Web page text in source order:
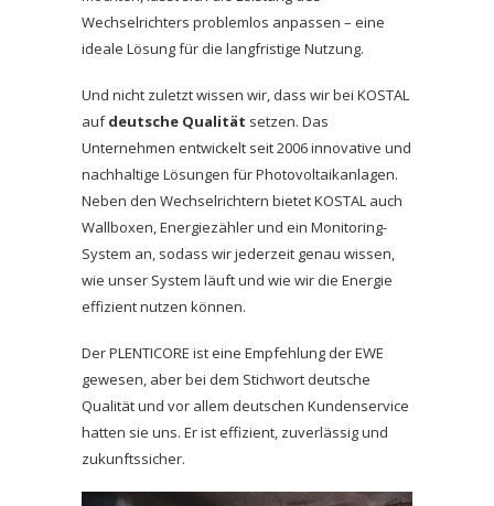
Wechselrichters problemlos anpassen – eine
ideale Lösung für die langfristige Nutzung.
Und nicht zuletzt wissen wir, dass wir bei KOSTAL
aufdeutsche Qualität setzen. Das
Unternehmen entwickelt seit 2006 innovative und
nachhaltige Lösungen für Photovoltaikanlagen.
Neben den Wechselrichtern bietet KOSTAL auch
Wallboxen, Energiezähler und ein Monitoring-
System an, sodass wir jederzeit genau wissen,
wie unser System läuft und wie wir die Energie
effizient nutzen können.
Der PLENTICORE ist eine Empfehlung der EWE
gewesen, aber bei dem Stichwort deutsche
Qualität und vor allem deutschen Kundenservice
hatten sie uns. Er ist effizient, zuverlässig und
zukunftssicher.